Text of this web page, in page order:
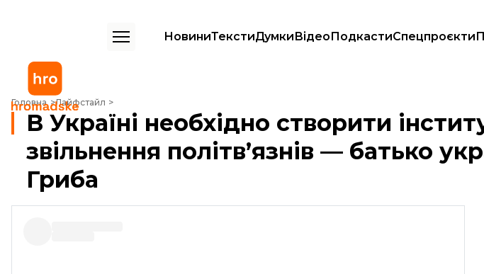
НовиниТекстиДумкиВідеоПодкастиСпецпроєкти
Головна Лайфстайл
В Україні необхідно створити інститут зі звільнення політв’язнів — батько українця Гриба
В Україні необхідно створити
звільнення політв’язнів — батько
Гриба